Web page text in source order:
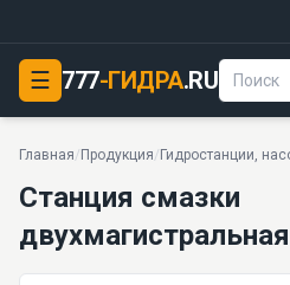
☰ 777-ГИДРА.RU
Главная/ Продукция/ Гидростанции,
Станция смазки двухмагистральная ССД 0160-2
Станция смазки